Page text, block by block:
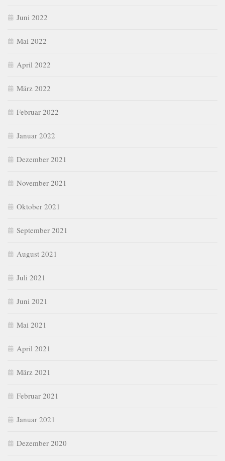
Juni 2022
Mai 2022
April 2022
März 2022
Februar 2022
Januar 2022
Dezember 2021
November 2021
Oktober 2021
September 2021
August 2021
Juli 2021
Juni 2021
Mai 2021
April 2021
März 2021
Februar 2021
Januar 2021
Dezember 2020